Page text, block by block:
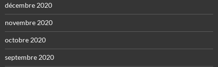
décembre 2020
novembre 2020
octobre 2020
septembre 2020